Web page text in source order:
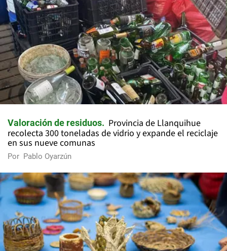
Valoración de residuos
Provincia de Llanquihue
recolecta 300 toneladas de vidrio y expande el reciclaje
en sus nueve comunas
Por Pablo Oyarzún